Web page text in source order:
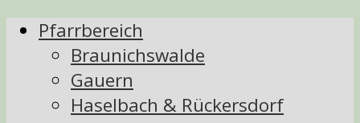
Pfarrbereich
Braunichswalde
Gauern
Haselbach & Rückersdorf